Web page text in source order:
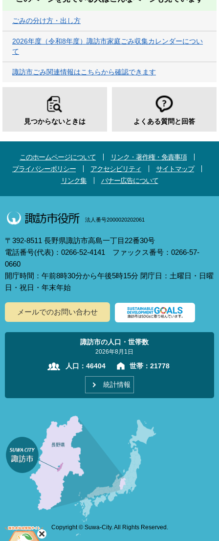
ごみの分け方・出し方
2026年度（令和8年度）諏訪市家庭ごみ収集カレンダーについ
て
諏訪市ごみ関連情報はこちらから確認できます
見つからないときは よくある質問と回答
このホームページについて
リンク・著作権・免責事項
プライバシーポリシー
アクセシビリティ
サイトマップ
リンク集
バナー広告について
法人番号2000020202061
〒392-8511 長野県諏訪市高島一丁目22番30号
電話番号(代表)：0266-52-4141 ファックス番号：0266-57-
0660
開庁時間：午前8時30分から午後5時15分 閉庁日：土曜日・日曜
日・祝日・年末年始
メールでのお問い合わせ
諏訪市の人口・世帯数
2026年8月1日
人口： 46404 世帯： 21778
統計情報
Copyright © Suwa-City. All Rights Reserved.